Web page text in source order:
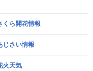
くら開花情報
じさい情報
火天気